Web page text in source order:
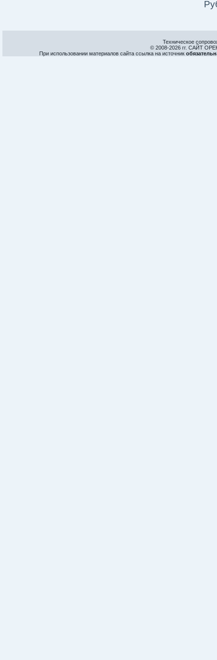
Техническое
© 2008-2026 гг. САЙТ
При использовании материалов сайта ссылка на источник